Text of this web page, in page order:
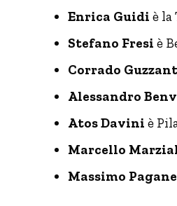
Enrica Guidi è la
Stefano Fresi è
Corrado
Alessandro
Atos Davini è
Marcello
Massimo